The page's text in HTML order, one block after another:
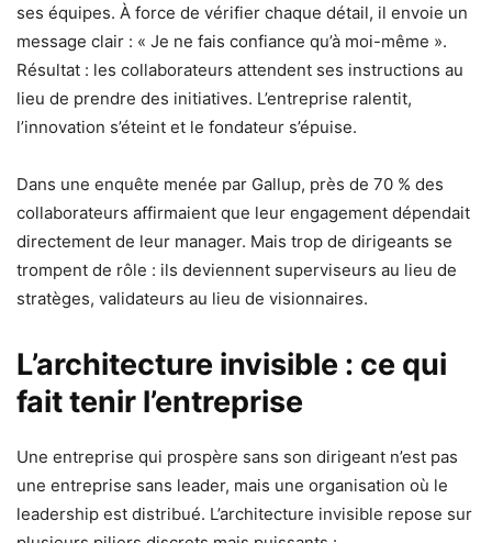
ses équipes. À force de vérifier chaque détail, il envoie un
message clair : « Je ne fais confiance qu’à moi-même ».
Résultat : les collaborateurs attendent ses instructions au
lieu de prendre des initiatives. L’entreprise ralentit,
l’innovation s’éteint et le fondateur s’épuise.
Dans une enquête menée par Gallup, près de 70 % des
collaborateurs affirmaient que leur engagement dépendait
directement de leur manager. Mais trop de dirigeants se
trompent de rôle : ils deviennent superviseurs au lieu de
stratèges, validateurs au lieu de visionnaires.
L’architecture invisible : ce qui
fait tenir l’entreprise
Une entreprise qui prospère sans son dirigeant n’est pas
une entreprise sans leader, mais une organisation où le
leadership est distribué. L’architecture invisible repose sur